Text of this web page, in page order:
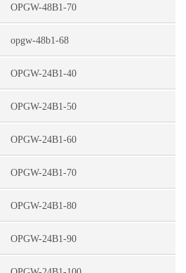
OPGW-48B1-70
opgw-48b1-68
OPGW-24B1-40
OPGW-24B1-50
OPGW-24B1-60
OPGW-24B1-70
OPGW-24B1-80
OPGW-24B1-90